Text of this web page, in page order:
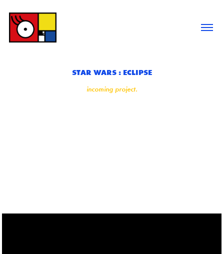
STAR WARS : ECLIPSE
incoming project.